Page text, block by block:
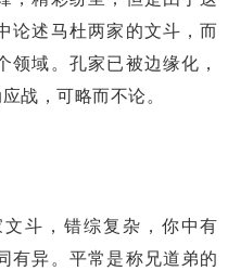
论述马杜两家的文斗，而
领域。孔家已被边缘化，
战，可略而不论。
斗，错综复杂，你中有
有异。平常是称兄道弟的